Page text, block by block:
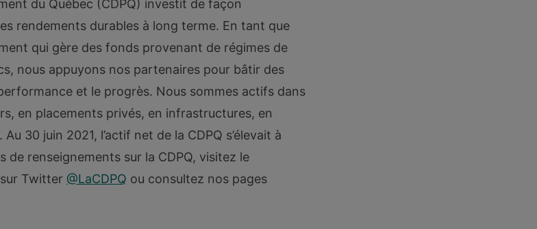
du Québec (CDPQ) investit de façon
rendements durables à long terme. En tant que
qui gère des fonds provenant de régimes de
nous appuyons nos partenaires pour bâtir des
et le progrès. Nous sommes actifs dans
en placements privés, en infrastructures, en
30 juin 2021, l’actif net de la CDPQ s’élevait à
de renseignements sur la CDPQ, visitez le
Twitter @LaCDPQ ou consultez nos pages